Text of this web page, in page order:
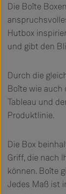
Die Boîte
Hutbox
und gibt den
Durch die
Boîte wie
Tableau und
Produktlinie.
Die Box
Griff, die nach
können. Boîte
Jedes Maß ist